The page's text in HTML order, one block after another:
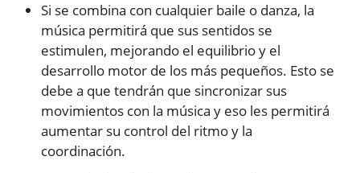
Si se combina con cualquier baile o danza, la
música permitirá que sus sentidos se
estimulen, mejorando el equilibrio y el
desarrollo motor de los más pequeños. Esto se
debe a que tendrán que sincronizar sus
movimientos con la música y eso les permitirá
aumentar su control del ritmo y la
coordinación.